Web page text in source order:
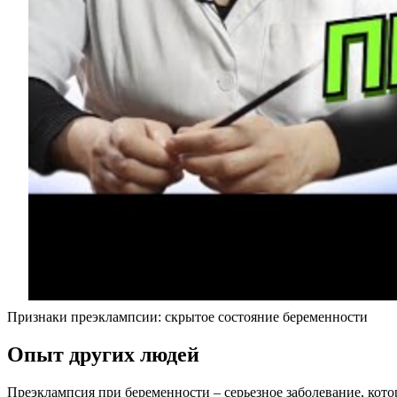
Признаки преэклампсии: скрытое состояние беременности
Опыт других людей
Преэклампсия при беременности – серьезное заболевание,